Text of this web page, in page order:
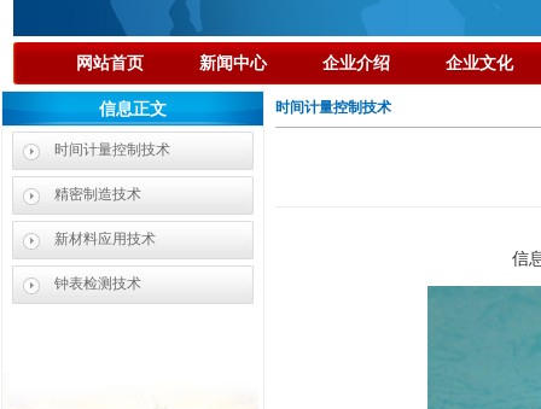
网站首页 新闻中心 企业介绍 企业文化
信息正文
时间计量控制技术
精密制造技术
新材料应用技术
钟表检测技术
时间计量控制技术
信